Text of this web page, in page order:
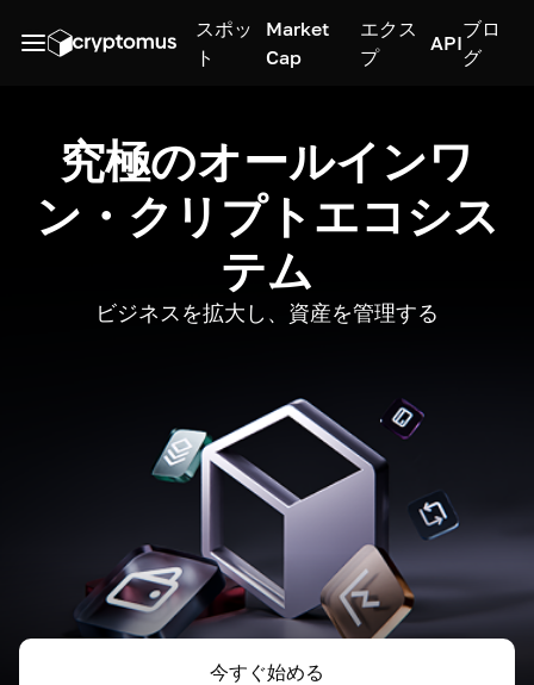
スポッ
ト
Market
Cap
エクス
プ
API
ブロ
グ
究極のオールインワ
ン・クリプトエコシス
テム
ビジネスを拡大し、資産を管理する
今すぐ始める